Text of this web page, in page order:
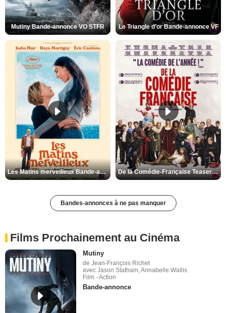
Mutiny Bande-annonce VO STFR Le Triangle d'or Bande-annonce VF
Les Matins merveilleux Bande-annonce VF De la Comédie-Française Teaser VF
Bandes-annonces à ne pas manquer
Films Prochainement au Cinéma
Mutiny
de Jean-François Richet
avec Jason Statham, Annabelle Wallis
Film - Action
Bande-annonce